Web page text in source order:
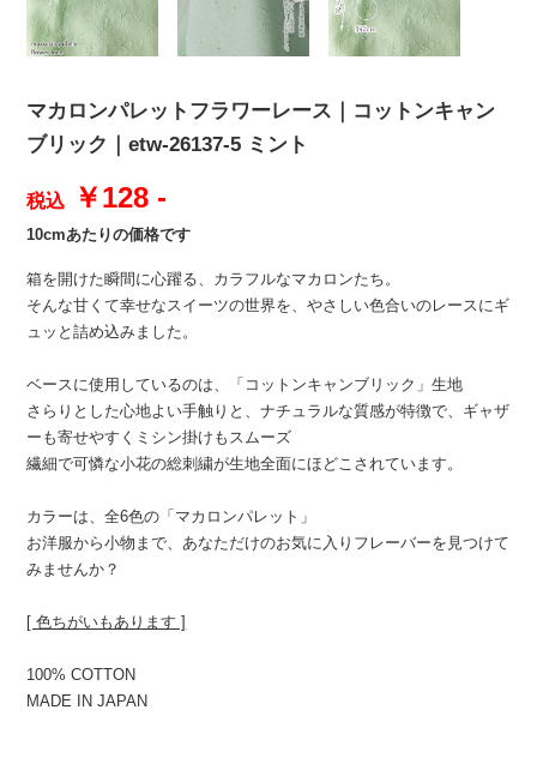
マカロンパレットフラワーレース｜コットンキャン
ブリック｜etw-26137-5 ミント
税込 ￥128 -
10cmあたりの価格です
箱を開けた瞬間に心躍る、カラフルなマカロンたち。
そんな甘くて幸せなスイーツの世界を、やさしい色合いのレースにギ
ュッと詰め込みました。
ベースに使用しているのは、「コットンキャンブリック」生地
さらりとした心地よい手触りと、ナチュラルな質感が特徴で、ギャザ
ーも寄せやすくミシン掛けもスムーズ
繊細で可憐な小花の総刺繍が生地全面にほどこされています。
カラーは、全6色の「マカロンパレット」
お洋服から小物まで、あなただけのお気に入りフレーバーを見つけて
みませんか？
[ 色ちがいもあります ]
100% COTTON
MADE IN JAPAN